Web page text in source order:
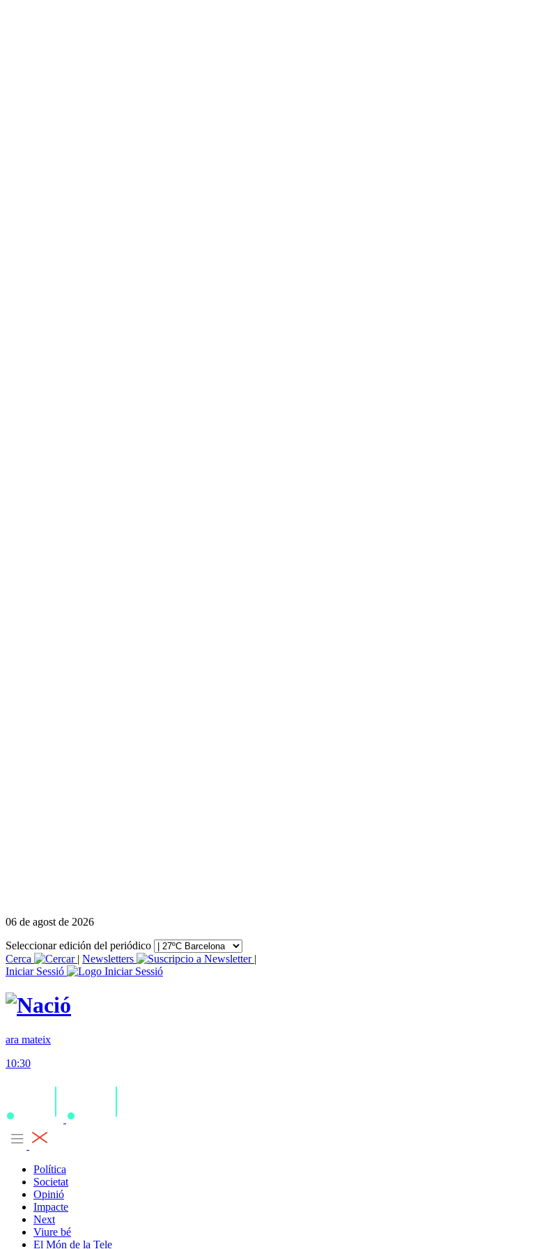
06 de agost de 2026
Seleccionar edición del periódico
Cerca
| Newsletters
|
Iniciar Sessió
ara mateix
10:30
Política
Societat
Opinió
Impacte
Next
Viure bé
El Món de la Tele